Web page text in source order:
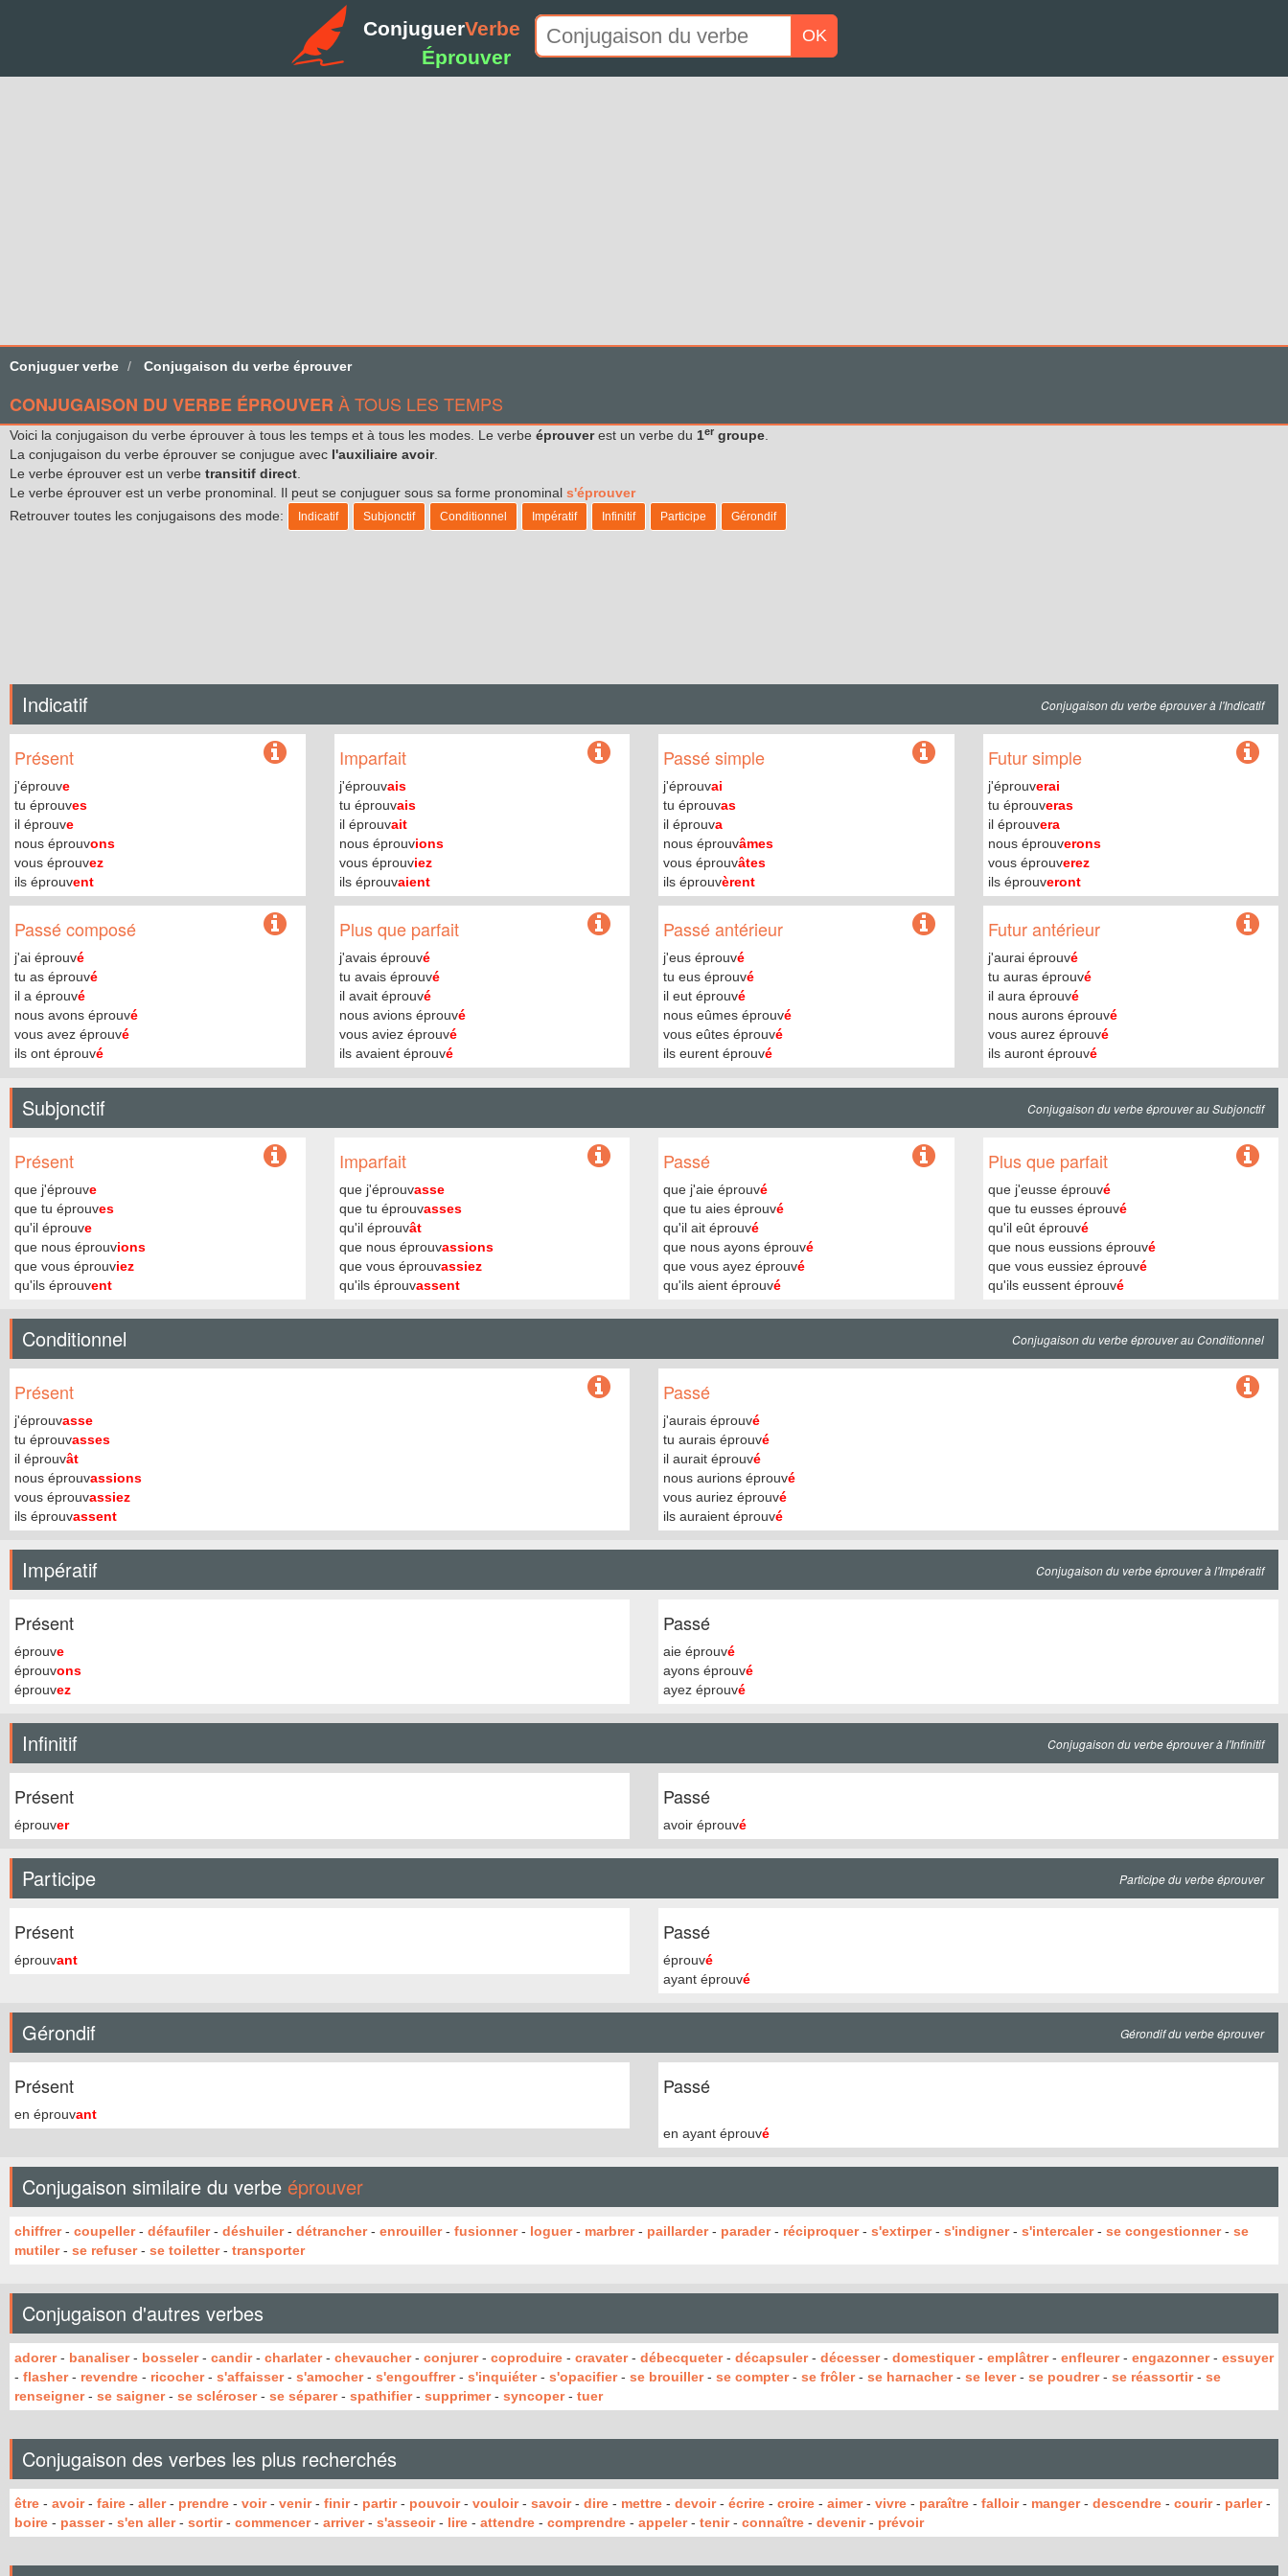
ConjuguerVerbe
Éprouver
OK
Conjuguer verbe Conjugaison du verbe éprouver
CONJUGAISON DU VERBE ÉPROUVER À TOUS LES TEMPS
Voici la conjugaison du verbe éprouver à tous les temps et à tous les modes. Le verbe éprouverest un verbe du 1er groupe
La conjugaison du verbe éprouver se conjugue avec l'auxiliaire avoir.
Le verbe éprouver est un verbe transitif direct
Le verbe éprouver est un verbe pronominal. Il peut se conjuguer sous sa forme pronominal s'éprouver
Retrouver toutes les conjugaisons des mode:
Indicatif Subjonctif Conditionnel Impératif Infinitif Participe Gérondif
Indicatif Conjugaison du verbe éprouver à l'Indicatif
Présent
j'éprouve
tu éprouves
il éprouve
nous éprouvons
vous éprouvez
ils éprouvent
Imparfait
j'éprouvais
tu éprouvais
il éprouvait
nous éprouvions
vous éprouviez
ils éprouvaient
Passé simple
j'éprouvai
tu éprouvas
il éprouva
nous éprouvâmes
vous éprouvâtes
ils éprouvèrent
Futur simple
j'éprouverai
tu éprouveras
il éprouvera
nous éprouverons
vous éprouverez
ils éprouveront
Passé composé
j'ai éprouvé
tu as éprouvé
il a éprouvé
nous avons éprouvé
vous avez éprouvé
ils ont éprouvé
Plus que parfait
j'avais éprouvé
tu avais éprouvé
il avait éprouvé
nous avions éprouvé
vous aviez éprouvé
ils avaient éprouvé
Passé antérieur
j'eus éprouvé
tu eus éprouvé
il eut éprouvé
nous eûmes éprouvé
vous eûtes éprouvé
ils eurent éprouvé
Futur antérieur
j'aurai éprouvé
tu auras éprouvé
il aura éprouvé
nous aurons éprouvé
vous aurez éprouvé
ils auront éprouvé
Subjonctif Conjugaison du verbe éprouver au Subjonctif
Présent
que j'éprouve
que tu éprouves
qu'il éprouve
que nous éprouvions
que vous éprouviez
qu'ils éprouvent
Imparfait
que j'éprouvasse
que tu éprouvasses
qu'il éprouvât
que nous éprouvassions
que vous éprouvassiez
qu'ils éprouvassent
Passé
que j'aie éprouvé
que tu aies éprouvé
qu'il ait éprouvé
que nous ayons éprouvé
que vous ayez éprouvé
qu'ils aient éprouvé
Plus que parfait
que j'eusse éprouvé
que tu eusses éprouvé
qu'il eût éprouvé
que nous eussions éprouvé
que vous eussiez éprouvé
qu'ils eussent éprouvé
Conditionnel Conjugaison du verbe éprouver au Conditionnel
Présent
j'éprouvasse
tu éprouvasses
il éprouvât
nous éprouvassions
vous éprouvassiez
ils éprouvassent
Passé
j'aurais éprouvé
tu aurais éprouvé
il aurait éprouvé
nous aurions éprouvé
vous auriez éprouvé
ils auraient éprouvé
Impératif Conjugaison du verbe éprouver à l'Impératif
Présent
éprouve
éprouvons
éprouvez
Passé
aie éprouvé
ayons éprouvé
ayez éprouvé
Infinitif Conjugaison du verbe éprouver à l'Infinitif
Présent
éprouver
Passé
avoir éprouvé
Participe Participe du verbe éprouver
Présent
éprouvant
Passé
éprouvé
ayant éprouvé
Gérondif Gérondif du verbe éprouver
Présent
en éprouvant
Passé
en ayant éprouvé
Conjugaison similaire du verbe éprouver
chiffrer- coupeller- défaufiler- déshuiler- détrancher- enrouiller- fusionner- loguer- marbrer- paillarder- parader- réciproquer- s'extirper- s'indigner- s'intercaler- se congestionner- se
mutiler- se refuser- se toiletter- transporter
Conjugaison d'autres verbes
adorer- banaliser- bosseler- candir- charlater- chevaucher- conjurer- coproduire - cravater- débecqueter- décapsuler- décesser- domestiquer- emplâtrer- enfleurer- engazonner- essuyer
- flasher- revendre - ricocher- s'affaisser- s'amocher- s'engouffrer- s'inquiéter- s'opacifier- se brouiller- se compter- se frôler- se harnacher- se lever- se poudrer- se réassortir- se
renseigner- se saigner- se scléroser- se séparer- spathifier- supprimer- syncoper- tuer
Conjugaison des verbes les plus recherchés
être - avoir- faire - aller- prendre - voir- venir- finir- partir- pouvoir- vouloir- savoir- dire - mettre - devoir- écrire - croire - aimer- vivre - paraître - falloir- manger- descendre - courir- parler-
boire - passer- s'en aller- sortir- commencer- arriver- s'asseoir- lire - attendre - comprendre - appeler- tenir- connaître - devenir- prévoir